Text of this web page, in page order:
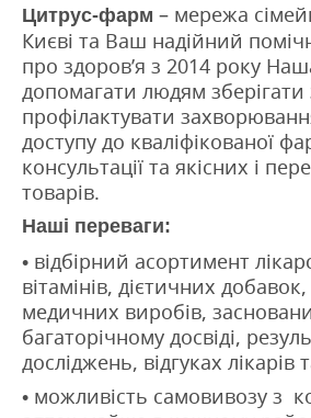
Цитрус-фарм – мережа
Києві та Ваш надійний
про здоров’я з 2014 року
допомагати людям зберігати
профілактувати
доступу до кваліфікованої
консультації та якісних і
товарів.
Наші переваги:
• відбірний асортимент
вітамінів, дієтичних
медичних виробів,
багаторічному досвіді,
досліджень, відгуках лікарів
• можливість самовивозу з